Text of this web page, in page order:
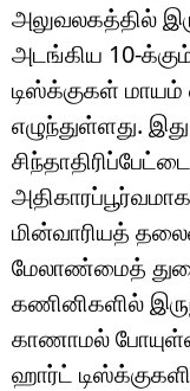
அலுவலகத்தில்
அடங்கிய 10-
டிஸ்க்குகள் மாயம்
எழுந்துள்ளது.
மின்வாரியத்
மேலாண்மைத்
கணினிகளில்
காணாமல்
ஹார்ட்